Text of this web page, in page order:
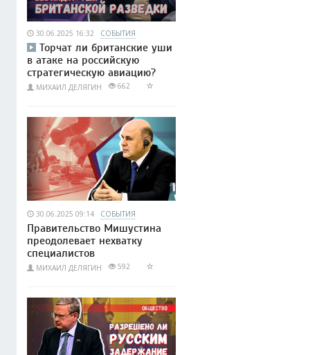
30.06.2025 16:32 СОБЫТИЯ
Торчат ли британские уши
в атаке на российскую
стратегическую авиацию?
МИХАИЛ ДЕЛЯГИН 662
30.06.2025 09:14 СОБЫТИЯ
Правительство Мишустина
преодолевает нехватку
специалистов
МИХАИЛ ДЕЛЯГИН 592